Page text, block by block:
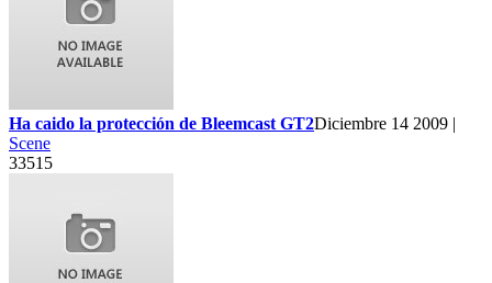
Ha caido la protección de Bleemcast GT2Diciembre 14 2009 |
Scene
33515